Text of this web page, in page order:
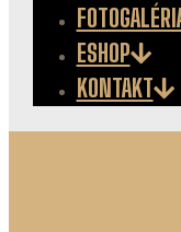
ESHOP
KONTAKT